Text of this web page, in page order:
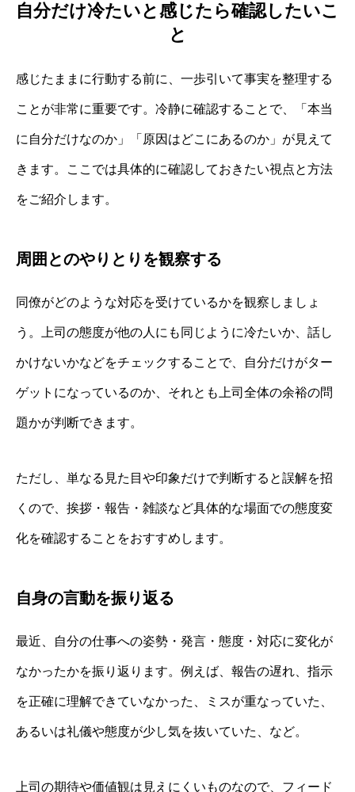
自分だけ冷たいと感じたら確認したいこ
と
感じたままに行動する前に、一歩引いて事実を整理する
ことが非常に重要です。冷静に確認することで、「本当
に自分だけなのか」「原因はどこにあるのか」が見えて
きます。ここでは具体的に確認しておきたい視点と方法
をご紹介します。
周囲とのやりとりを観察する
同僚がどのような対応を受けているかを観察しましょ
う。上司の態度が他の人にも同じように冷たいか、話し
かけないかなどをチェックすることで、自分だけがター
ゲットになっているのか、それとも上司全体の余裕の問
題かが判断できます。
ただし、単なる見た目や印象だけで判断すると誤解を招
くので、挨拶・報告・雑談など具体的な場面での態度変
化を確認することをおすすめします。
自身の言動を振り返る
最近、自分の仕事への姿勢・発言・態度・対応に変化が
なかったかを振り返ります。例えば、報告の遅れ、指示
を正確に理解できていなかった、ミスが重なっていた、
あるいは礼儀や態度が少し気を抜いていた、など。
上司の期待や価値観は見えにくいものなので、フィード